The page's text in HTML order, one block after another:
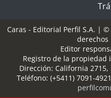
Caras - Editorial Perfil S.A. | ©
derechos
Editor
Registro de la propiedad
Dirección: California 2715,
Teléfono: (+5411) 7091-4921